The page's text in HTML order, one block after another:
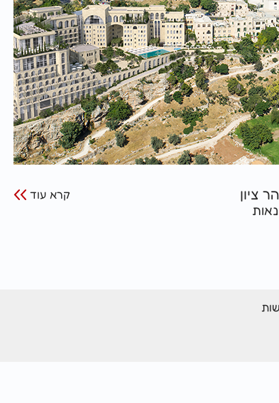
ציון קרא עוד